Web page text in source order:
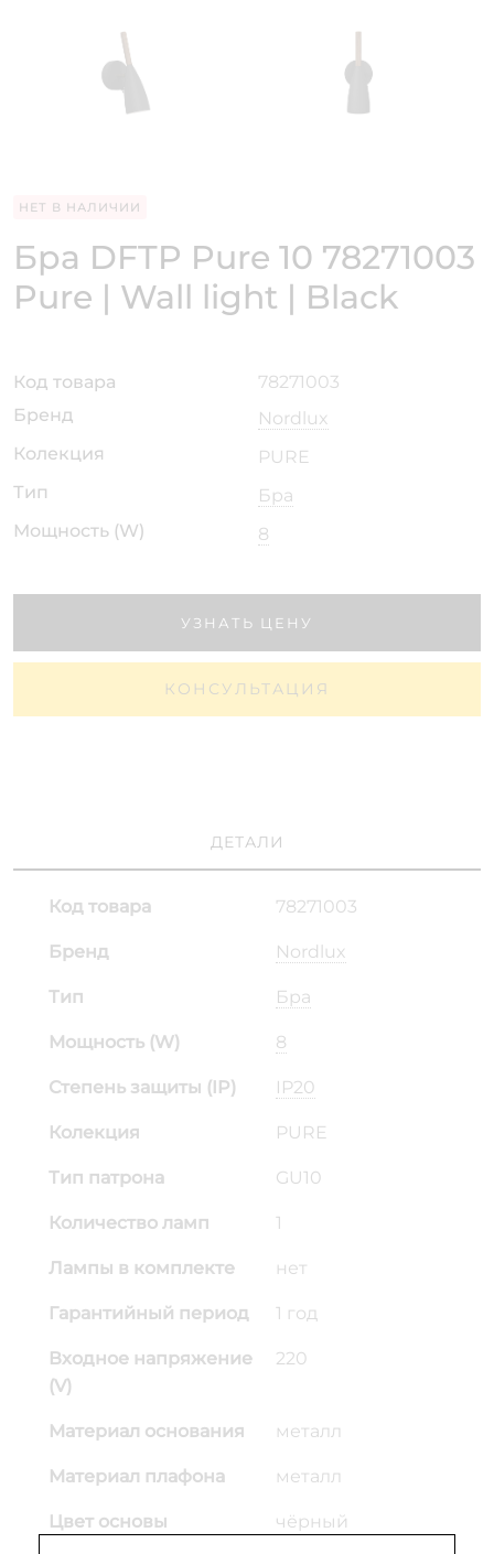
НЕТ В НАЛИЧИИ
Бра DFTP Pure 10 78271003
Pure | Wall light | Black
Код товара
78271003
Бренд
Nordlux
Колекция
PURE
Тип
Бра
Мощность (W)
8
УЗНАТЬ ЦЕНУ
КОНСУЛЬТАЦИЯ
ДЕТАЛИ
Код товара 78271003
Бренд Nordlux
Тип Бра
Мощность (W) 8
Степень защиты (IP) IP20
Колекция PURE
Тип патрона GU10
Количество ламп 1
Лампы в комплекте нет
Гарантийный период 1 год
Входное напряжение
(V)
220
Материал основания металл
Материал плафона металл
Цвет основы чёрный